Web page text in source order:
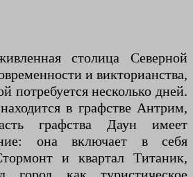
столица Северной
и викторианства,
потребуется несколько дней.
в графстве Антрим,
графства Даун имеет
она включает в себя
и квартал Титаник,